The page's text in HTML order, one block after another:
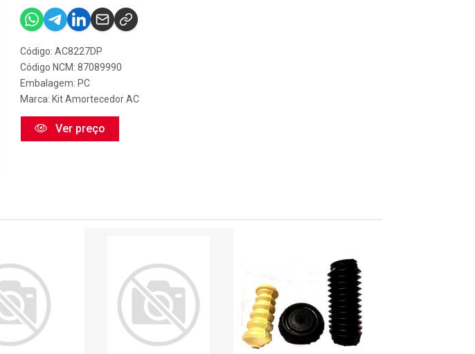
Código: AC8227DP
Código NCM: 87089990
Embalagem: PC
Marca: Kit Amortecedor AC
Ver preço